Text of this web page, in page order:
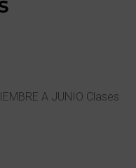
A JUNIO Clases